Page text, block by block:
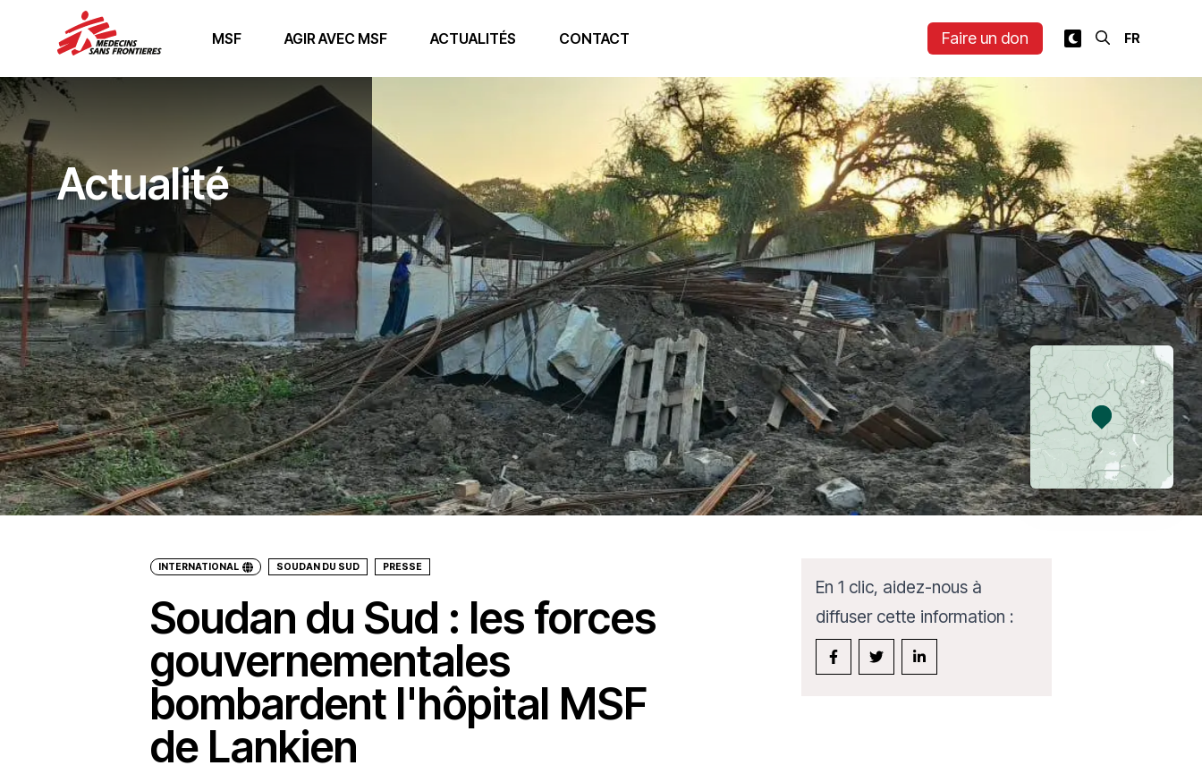
MSF AGIR AVEC MSF ACTUALITÉS CONTACT Faire un don
Actualité
INTERNATIONAL SOUDAN DU SUD PRESSE
Soudan du Sud : les forces
gouvernementales
bombardent l'hôpital MSF
de Lankien
En 1 clic, aidez-nous à
diffuser cette information :